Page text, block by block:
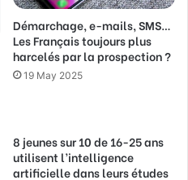
Démarchage, e-mails, SMS…
Les Français toujours plus
harcelés par la prospection ?
19 May 2025
8 jeunes sur 10 de 16-25 ans
utilisent l’intelligence
artificielle dans leurs études